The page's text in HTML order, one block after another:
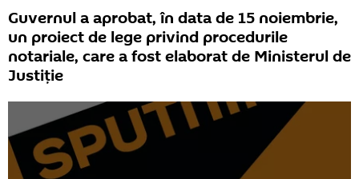
Guvernul a aprobat, în data de 15 noiembrie,
un proiect de lege privind procedurile
notariale, care a fost elaborat de Ministerul de
Justiție